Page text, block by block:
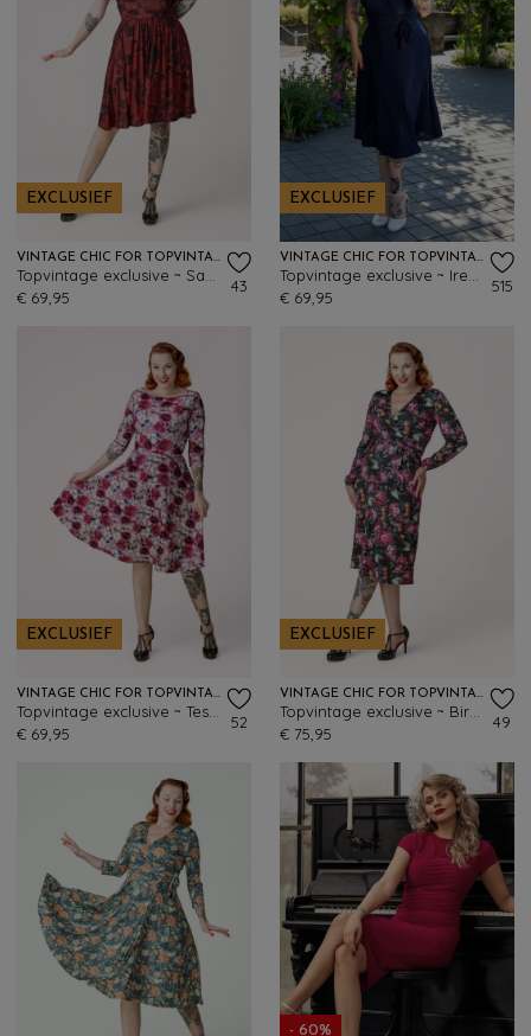
EXCLUSIEF
VINTAGE CHIC FOR TOPVINTAGE
€ 69,95
43
EXCLUSIEF
VINTAGE CHIC FOR TOPVINTAGE
€ 69,95
515
EXCLUSIEF
VINTAGE CHIC FOR TOPVINTAGE
€ 69,95
52
EXCLUSIEF
VINTAGE CHIC FOR TOPVINTAGE
€ 75,95
49
- 60%